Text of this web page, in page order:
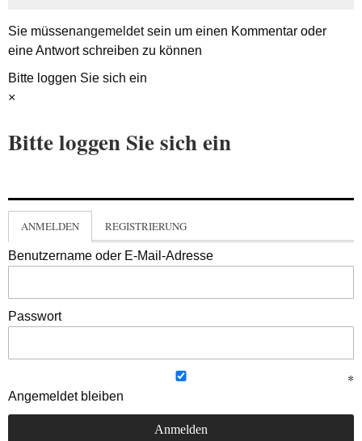
Sie müssenangemeldetsein um einen Kommentar oder
eine Antwort schreiben zu können
Bitte loggen Sie sich ein
×
Bitte loggen Sie sich ein
ANMELDEN REGISTRIERUNG
Benutzername oder E-Mail-Adresse
Passwort
Angemeldet bleiben